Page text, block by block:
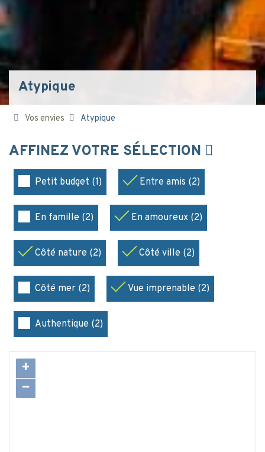
Atypique
Vos envies Atypique
AFFINEZ VOTRE SÉLECTION
Petit budget (1) Entre amis (2)
En famille (2) En amoureux (2)
Côté nature (2) Côté ville (2)
Côté mer (2) Vue imprenable (2)
Authentique (2)
+
−